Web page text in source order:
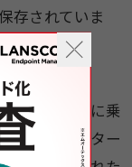
存されていま
三者に不正に乗
出し、インター